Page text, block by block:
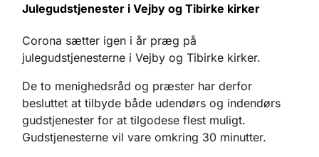
Julegudstjenester i Vejby og Tibirke kirker
Corona sætter igen i år præg på
julegudstjenesterne i Vejby og Tibirke kirker.
De to menighedsråd og præster har derfor
besluttet at tilbyde både udendørs og indendørs
gudstjenester for at tilgodese flest muligt.
Gudstjenesterne vil vare omkring 30 minutter.